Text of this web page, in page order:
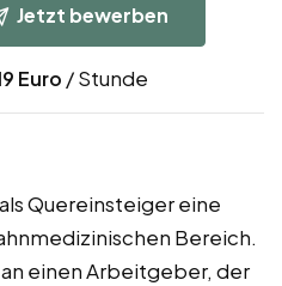
Jetzt bewerben
Euro / Stunde
Quereinsteiger eine
Bereich.
einen Arbeitgeber, der